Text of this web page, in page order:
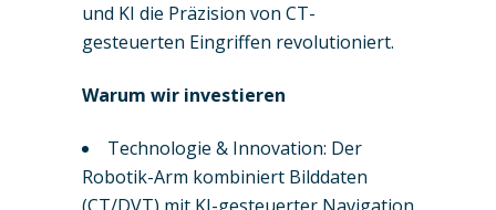
und KI die Präzision von CT-
gesteuerten Eingriffen revolutioniert.
Warum wir investieren
Technologie & Innovation: Der
Robotik-Arm kombiniert Bilddaten